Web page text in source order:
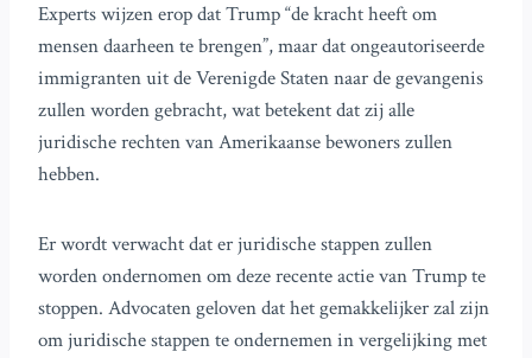
Experts wijzen erop dat Trump “de kracht heeft om
mensen daarheen te brengen”, maar dat ongeautoriseerde
immigranten uit de Verenigde Staten naar de gevangenis
zullen worden gebracht, wat betekent dat zij alle
juridische rechten van Amerikaanse bewoners zullen
hebben.
Er wordt verwacht dat er juridische stappen zullen
worden ondernomen om deze recente actie van Trump te
stoppen. Advocaten geloven dat het gemakkelijker zal zijn
om juridische stappen te ondernemen in vergelijking met